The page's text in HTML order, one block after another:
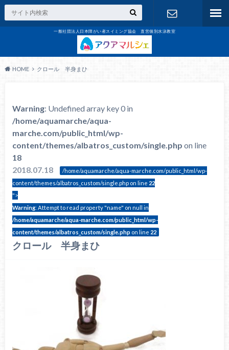
一般社団法人日本障がい者スイミング協会 直営個別水泳教室
HOME クロール 半身まひ
Warning: Undefined array key 0 in
/home/aquamarche/aqua-
marche.com/public_html/wp-
content/themes/albatros_custom/single.php on line
18
2018.07.18
/home/aquamarche/aqua-marche.com/public_html/wp-
content/themes/albatros_custom/single.php on line 22
">
Warning: Attempt to read property "name" on null in
/home/aquamarche/aqua-marche.com/public_html/wp-
content/themes/albatros_custom/single.php on line 22
クロール 半身まひ